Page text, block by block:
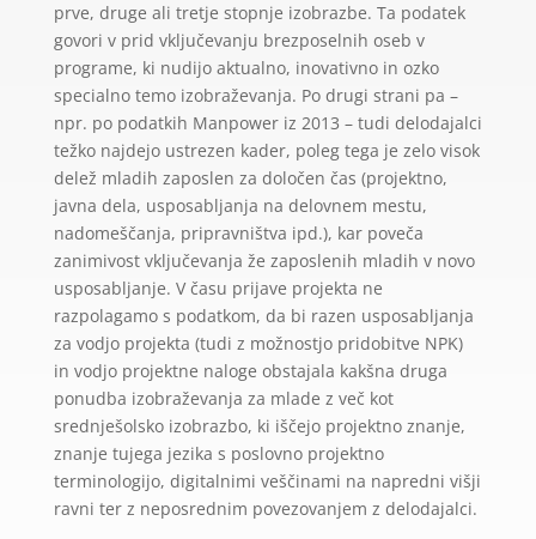
prve, druge ali tretje stopnje izobrazbe. Ta podatek
govori v prid vključevanju brezposelnih oseb v
programe, ki nudijo aktualno, inovativno in ozko
specialno temo izobraževanja. Po drugi strani pa –
npr. po podatkih Manpower iz 2013 – tudi delodajalci
težko najdejo ustrezen kader, poleg tega je zelo visok
delež mladih zaposlen za določen čas (projektno,
javna dela, usposabljanja na delovnem mestu,
nadomeščanja, pripravništva ipd.), kar poveča
zanimivost vključevanja že zaposlenih mladih v novo
usposabljanje. V času prijave projekta ne
razpolagamo s podatkom, da bi razen usposabljanja
za vodjo projekta (tudi z možnostjo pridobitve NPK)
in vodjo projektne naloge obstajala kakšna druga
ponudba izobraževanja za mlade z več kot
srednješolsko izobrazbo, ki iščejo projektno znanje,
znanje tujega jezika s poslovno projektno
terminologijo, digitalnimi veščinami na napredni višji
ravni ter z neposrednim povezovanjem z delodajalci.